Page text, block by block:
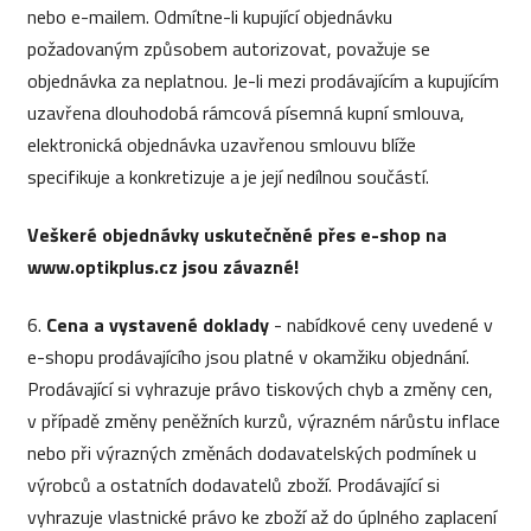
nebo e-mailem. Odmítne-li kupující objednávku
požadovaným způsobem autorizovat, považuje se
objednávka za neplatnou. Je-li mezi prodávajícím a kupujícím
uzavřena dlouhodobá rámcová písemná kupní smlouva,
elektronická objednávka uzavřenou smlouvu blíže
specifikuje a konkretizuje a je její nedílnou součástí.
Veškeré objednávky uskutečněné přes e-shop na
www.optikplus.cz jsou závazné!
6. Cena a vystavené doklady - nabídkové ceny uvedené v
e-shopu prodávajícího jsou platné v okamžiku objednání.
Prodávající si vyhrazuje právo tiskových chyb a změny cen,
v případě změny peněžních kurzů, výrazném nárůstu inflace
nebo při výrazných změnách dodavatelských podmínek u
výrobců a ostatních dodavatelů zboží. Prodávající si
vyhrazuje vlastnické právo ke zboží až do úplného zaplacení